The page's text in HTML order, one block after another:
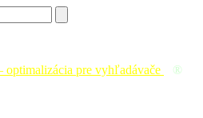
optimalizácia pre vyhľadávače
®